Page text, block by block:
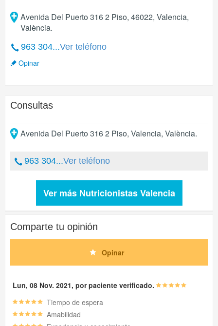
Avenida Del Puerto 316 2 Piso, 46022, Valencia,
València.
963 304...Ver teléfono
Opinar
Consultas
Avenida Del Puerto 316 2 Piso, Valencia, València.
963 304...Ver teléfono
Ver más Nutricionistas Valencia
Comparte tu opinión
Opinar
Lun, 08 Nov. 2021, por paciente verificado.
Tiempo de espera
Amabilidad